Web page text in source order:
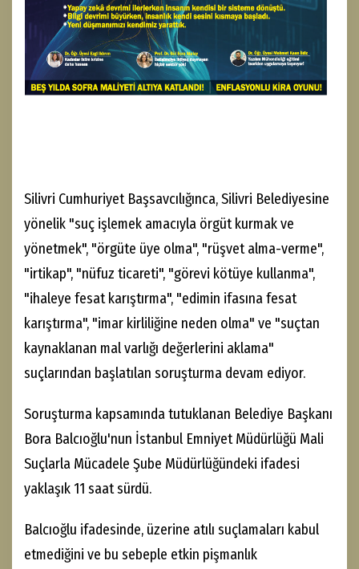
Silivri Cumhuriyet Başsavcılığınca, Silivri Belediyesine
yönelik "suç işlemek amacıyla örgüt kurmak ve
yönetmek", "örgüte üye olma", "rüşvet alma-verme",
"irtikap", "nüfuz ticareti", "görevi kötüye kullanma",
"ihaleye fesat karıştırma", "edimin ifasına fesat
karıştırma", "imar kirliliğine neden olma" ve "suçtan
kaynaklanan mal varlığı değerlerini aklama"
suçlarından başlatılan soruşturma devam ediyor.
Soruşturma kapsamında tutuklanan Belediye Başkanı
Bora Balcıoğlu'nun İstanbul Emniyet Müdürlüğü Mali
Suçlarla Mücadele Şube Müdürlüğündeki ifadesi
yaklaşık 11 saat sürdü.
Balcıoğlu ifadesinde, üzerine atılı suçlamaları kabul
etmediğini ve bu sebeple etkin pişmanlık